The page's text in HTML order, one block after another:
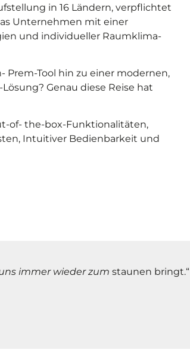
in 16 Ländern, verpflichtet
Unternehmen mit einer
und individueller Raumklima-
Prem-Tool hin zu einer modernen,
Genau diese Reise hat
of- the-box-Funktionalitäten,
Intuitiver Bedienbarkeit und
immer wieder zum staunen bringt.“